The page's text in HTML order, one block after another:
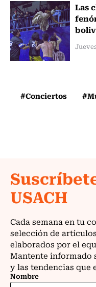
Las
#Conciertos